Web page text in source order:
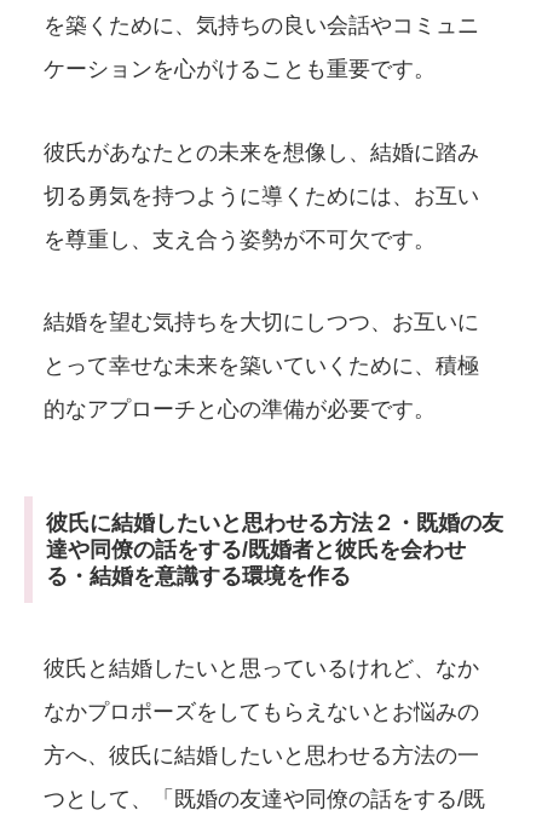
を築くために、気持ちの良い会話やコミュニ
ケーションを心がけることも重要です。
彼氏があなたとの未来を想像し、結婚に踏み
切る勇気を持つように導くためには、お互い
を尊重し、支え合う姿勢が不可欠です。
結婚を望む気持ちを大切にしつつ、お互いに
とって幸せな未来を築いていくために、積極
的なアプローチと心の準備が必要です。
彼氏に結婚したいと思わせる方法２・既婚の友
達や同僚の話をする/既婚者と彼氏を会わせ
る・結婚を意識する環境を作る
彼氏と結婚したいと思っているけれど、なか
なかプロポーズをしてもらえないとお悩みの
方へ、彼氏に結婚したいと思わせる方法の一
つとして、「既婚の友達や同僚の話をする/既